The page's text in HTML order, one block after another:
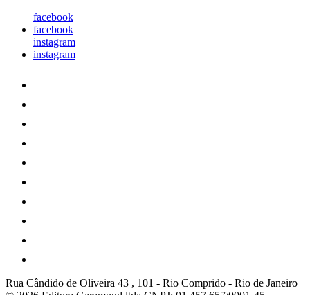
facebook
facebook
instagram
instagram
Rua Cândido de Oliveira 43 , 101 - Rio Comprido - Rio de Janeiro